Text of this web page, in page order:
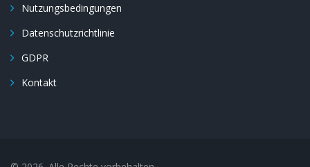
Nutzungsbedingungen
Datenschutzrichtlinie
GDPR
Kontakt